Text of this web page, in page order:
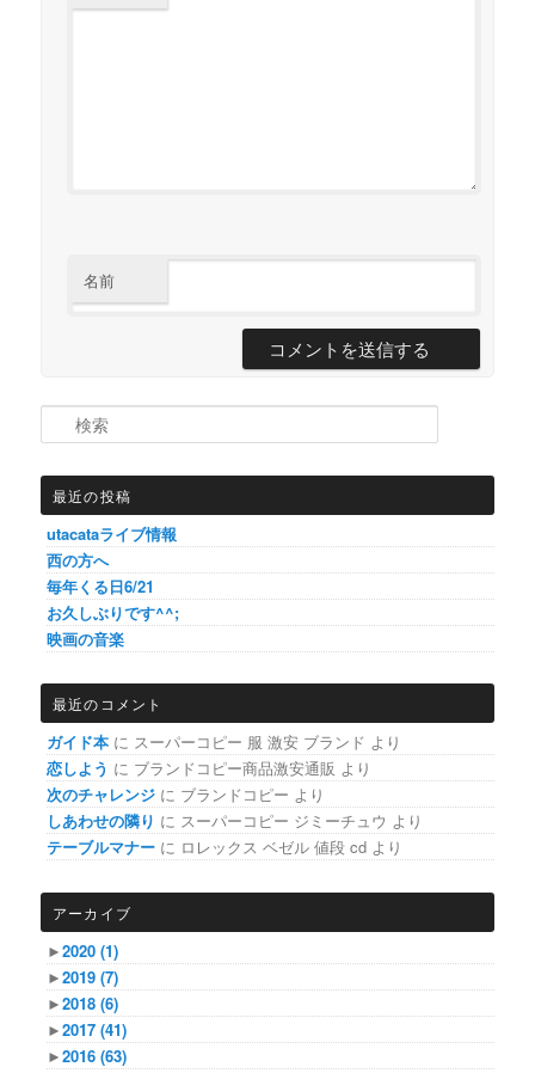
名前
最近の投稿
utacataライブ情報
西の方へ
毎年くる日6/21
お久しぶりです^^;
映画の音楽
最近のコメント
ガイド本 に スーパーコピー 服 激安 ブランド より
恋しよう に ブランドコピー商品激安通販 より
次のチャレンジ に ブランドコピー より
しあわせの隣り に スーパーコピー ジミーチュウ より
テーブルマナー に ロレックス ベゼル 値段 cd より
アーカイブ
►2020(1)
►2019(7)
►2018(6)
►2017(41)
►2016(63)